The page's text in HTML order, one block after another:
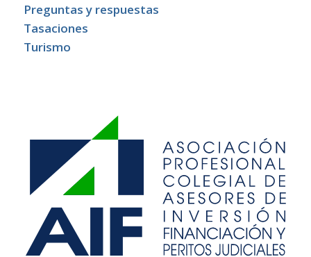
Preguntas y respuestas
Tasaciones
Turismo